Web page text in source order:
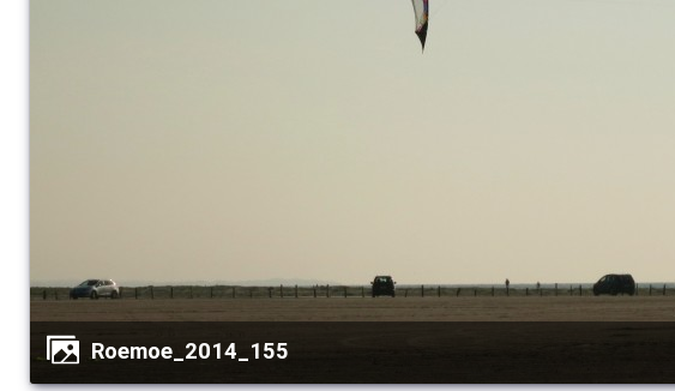
Roemoe_2014_155